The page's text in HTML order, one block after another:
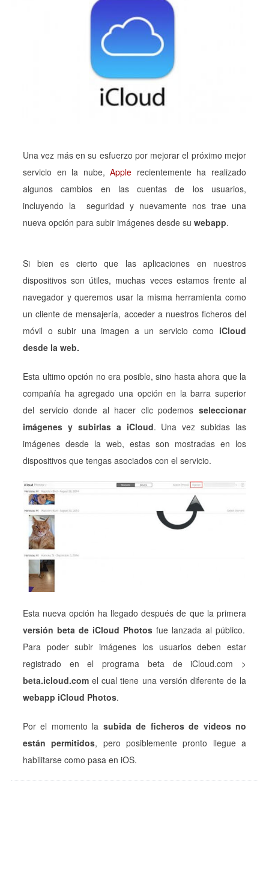
Una vez más en su esfuerzo por mejorar el próximo mejor
servicio en la nube,Apple recientemente ha realizado
algunos cambios en las cuentas de los usuarios,
incluyendo la seguridad y nuevamente nos trae una
nueva opción para subir imágenes desde su webapp.
Si bien es cierto que las aplicaciones en nuestros
dispositivos son útiles, muchas veces estamos frente al
navegador y queremos usar la misma herramienta como
un cliente de mensajería, acceder a nuestros ficheros del
móvil o subir una imagen a un servicio como iCloud
desde la web.
Esta ultimo opción no era posible, sino hasta ahora que la
compañía ha agregado una opción en la barra superior
del servicio donde al hacer clic podemos seleccionar
imágenes y subirlas a iCloud. Una vez subidas las
imágenes desde la web, estas son mostradas en los
dispositivos que tengas asociados con el servicio.
Esta nueva opción ha llegado después de que la primera
versión beta de iCloud Photos fue lanzada al público.
Para poder subir imágenes los usuarios deben estar
registrado en el programa beta de iCloud.com >
beta.icloud.com el cual tiene una versión diferente de la
webapp iCloud Photos.
Por el momento la subida de ficheros de videos no
están permitidos, pero posiblemente pronto llegue a
habilitarse como pasa en iOS.